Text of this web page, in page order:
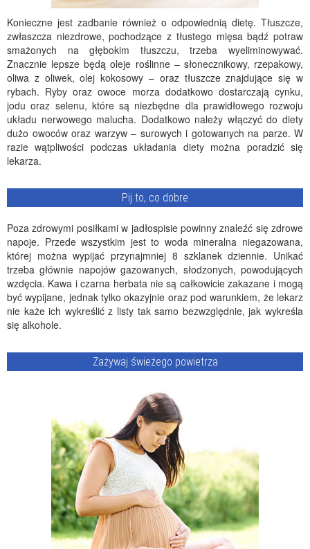
Konieczne jest zadbanie również o odpowiednią dietę. Tłuszcze,
zwłaszcza niezdrowe, pochodzące z tłustego mięsa bądź potraw
smażonych na głębokim tłuszczu, trzeba wyeliminowywać.
Znacznie lepsze będą oleje roślinne – słonecznikowy, rzepakowy,
oliwa z oliwek, olej kokosowy – oraz tłuszcze znajdujące się w
rybach. Ryby oraz owoce morza dodatkowo dostarczają cynku,
jodu oraz selenu, które są niezbędne dla prawidłowego rozwoju
układu nerwowego malucha. Dodatkowo należy włączyć do diety
dużo owoców oraz warzyw – surowych i gotowanych na parze. W
razie wątpliwości podczas układania diety można poradzić się
lekarza.
Pij to, co dobre
Poza zdrowymi posiłkami w jadłospisie powinny znaleźć się zdrowe
napoje. Przede wszystkim jest to woda mineralna niegazowana,
której można wypijać przynajmniej 8 szklanek dziennie. Unikać
trzeba głównie napojów gazowanych, słodzonych, powodujących
wzdęcia. Kawa i czarna herbata nie są całkowicie zakazane i mogą
być wypijane, jednak tylko okazyjnie oraz pod warunkiem, że lekarz
nie każe ich wykreślić z listy tak samo bezwzględnie, jak wykreśla
się alkohole.
Zażywaj świeżego powietrza